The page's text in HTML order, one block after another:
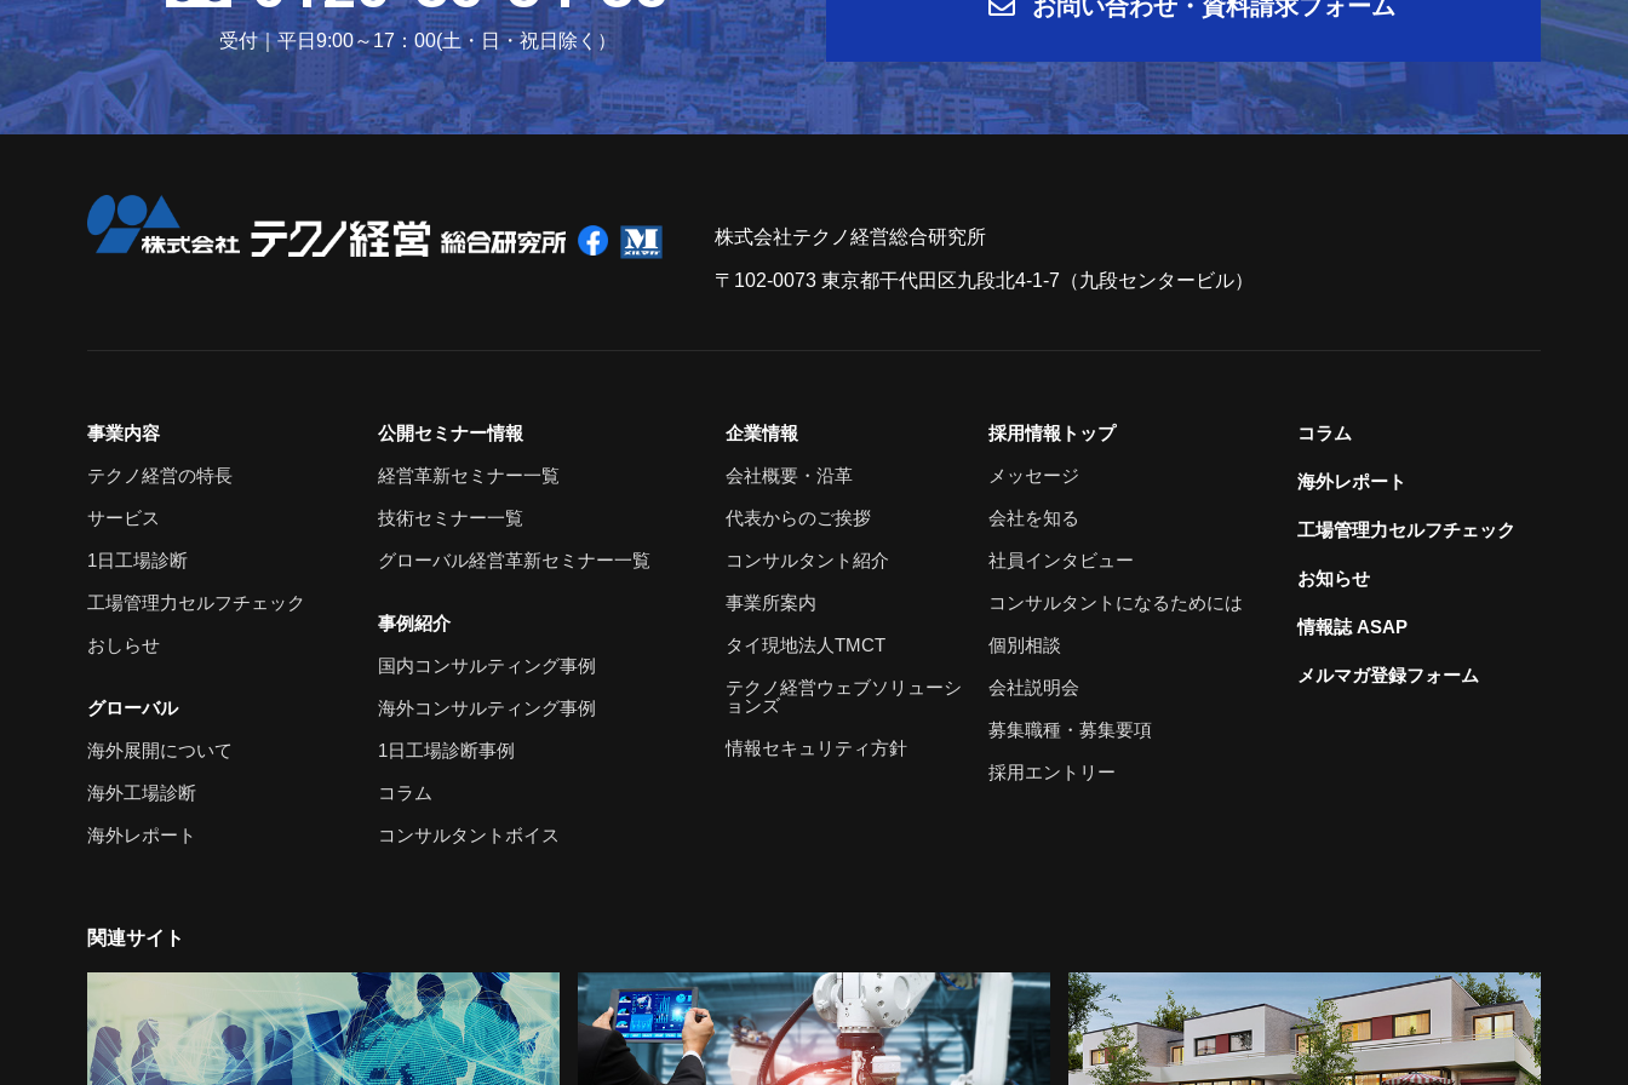
受付｜平日9:00～17：00(土・日・祝日除く）
お問い合わせ・資料請求フォーム
株式会社テクノ経営総合研究所
〒102-0073 東京都干代田区九段北4-1-7（九段センタービル）
事業内容
テクノ経営の特長
サービス
1日工場診断
工場管理力セルフチェック
おしらせ
グローバル
海外展開について
海外工場診断
海外レポート
公開セミナー情報
経営革新セミナー一覧
技術セミナー一覧
グローバル経営革新セミナー一覧
事例紹介
国内コンサルティング事例
海外コンサルティング事例
1日工場診断事例
コラム
コンサルタントボイス
企業情報
会社概要・沿革
代表からのご挨拶
コンサルタント紹介
事業所案内
タイ現地法人TMCT
テクノ経営ウェブソリューシ
ョンズ
情報セキュリティ方針
採用情報トップ
メッセージ
会社を知る
社員インタビュー
コンサルタントになるためには
個別相談
会社説明会
募集職種・募集要項
採用エントリー
コラム
海外レポート
工場管理力セルフチェック
お知らせ
情報誌 ASAP
メルマガ登録フォーム
関連サイト